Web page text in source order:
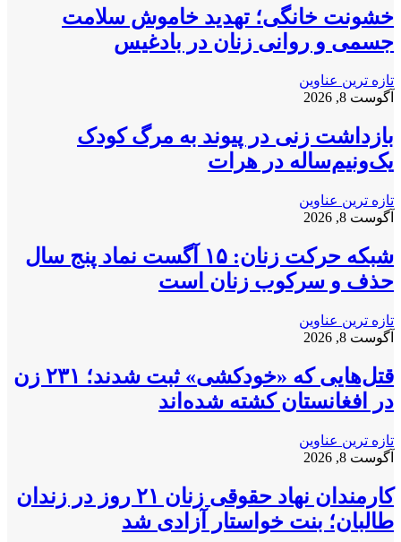
خشونت خانگی؛ تهدید خاموش سلامت
جسمی و روانی زنان در بادغیس
تازه ترین عناوین
آگوست 8, 2026
بازداشت زنی در پیوند به مرگ کودک
یک‌ونیم‌ساله در هرات
تازه ترین عناوین
آگوست 8, 2026
شبکه حرکت زنان: ۱۵ آگست نماد پنج سال
حذف و سرکوب زنان است
تازه ترین عناوین
آگوست 8, 2026
قتل‌هایی که «خودکشی» ثبت شدند؛ ۲۳۱ زن
در افغانستان کشته شده‌اند
تازه ترین عناوین
آگوست 8, 2026
کارمندان نهاد حقوقی زنان ۲۱ روز در زندان
طالبان؛ بنت خواستار آزادی شد